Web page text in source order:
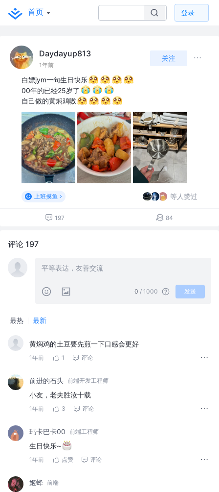
首页 登录
Daydayup813
1年前
关注
白嫖jym一句生日快乐
00年的已经25岁了
自己做的黄焖鸡嗷
上班摸鱼 等人赞过
197 84
评论 197
0 / 1000 发送
最热 最新
黄焖鸡的土豆要先煎一下口感会更好
1年前 1 评论
前进的石头 前端开发工程师
小友，老夫胜汝十载
1年前 3 评论
玛卡巴卡00 前端工程师
生日快乐~
1年前 点赞 评论
姬蜂 前端